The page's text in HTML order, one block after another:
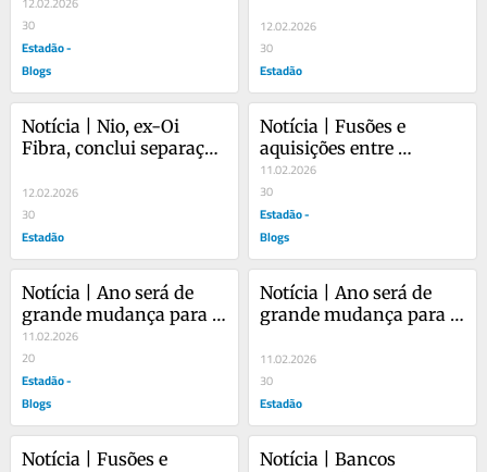
buscar fusões e
aquisições
30
Estadão -
Blogs
Brasil no primeiro
semestre
12.02.2026
30
Estadão
Notícia | Nio, ex-Oi
Fibra, conclui separação
buscar fusões e
aquisições
12.02.2026
30
Estadão
Notícia | Fusões e
aquisições entre
empresas de banda
larga devem voltar a
crescer
11.02.2026
30
Estadão -
Blogs
Notícia | Ano será de
grande mudança para
as companhias, diz
presidente da Abrasca
11.02.2026
20
Estadão -
Blogs
Notícia | Ano será de
grande mudança para
presidente da Abrasca
11.02.2026
30
Estadão
Notícia | Fusões e
Notícia | Bancos